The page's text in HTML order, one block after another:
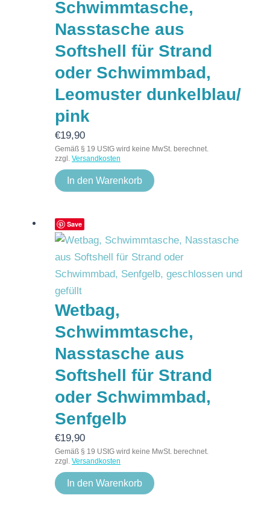
Schwimmtasche,
Nasstasche aus
Softshell für Strand
oder Schwimmbad,
Leomuster dunkelblau/
pink
€19,90
Gemäß § 19 UStG wird keine MwSt. berechnet.
zzgl. Versandkosten
In den Warenkorb
Save
Wetbag,
Schwimmtasche,
Nasstasche aus
Softshell für Strand
oder Schwimmbad,
Senfgelb
€19,90
Gemäß § 19 UStG wird keine MwSt. berechnet.
zzgl. Versandkosten
In den Warenkorb